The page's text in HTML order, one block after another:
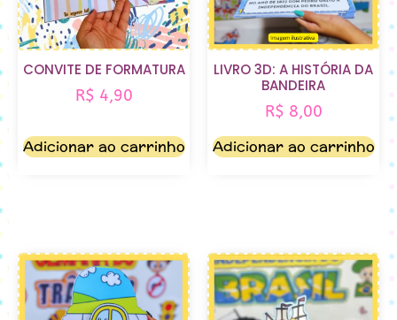
CONVITE DE FORMATURA
R$ 4,90
Adicionar ao carrinho
LIVRO 3D: A HISTÓRIA DA
BANDEIRA
R$ 8,00
Adicionar ao carrinho